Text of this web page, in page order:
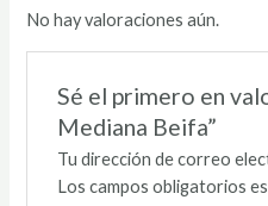
No hay valoraciones aún.
Sé el primero en
Mediana Beifa”
Tu dirección de correo
Los campos obligatorios